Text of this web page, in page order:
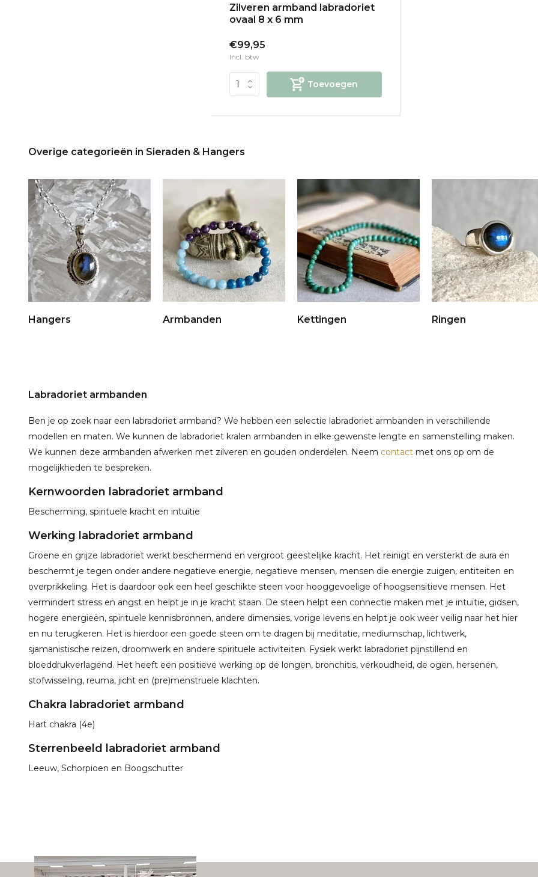
Zilveren armband labradoriet
ovaal 8 x 6 mm
€99,95
Incl. btw
Toevoegen
Overige categorieën in Sieraden & Hangers
Hangers Armbanden Kettingen Ringen
Labradoriet armbanden
Ben je op zoek naar een labradoriet armband? We hebben een selectie labradoriet armbanden in verschillende
modellen en maten. We kunnen de labradoriet kralen armbanden in elke gewenste lengte en samenstelling maken.
We kunnen deze armbanden afwerken met zilveren en gouden onderdelen. Neem contact met ons op om de
mogelijkheden te bespreken.
Kernwoorden labradoriet armband
Bescherming, spirituele kracht en intuïtie
Werking labradoriet armband
Groene en grijze labradoriet werkt beschermend en vergroot geestelijke kracht. Het reinigt en versterkt de aura en
beschermt je tegen onder andere negatieve energie, negatieve mensen, mensen die energie zuigen, entiteiten en
overprikkeling. Het is daardoor ook een heel geschikte steen voor hooggevoelige of hoogsensitieve mensen. Het
vermindert stress en angst en helpt je in je kracht staan. De steen helpt een connectie maken met je intuïtie, gidsen,
hogere energieën, spirituele kennisbronnen, andere dimensies, vorige levens en helpt je ook weer veilig naar het hier
en nu terugkeren. Het is hierdoor een goede steen om te dragen bij meditatie, mediumschap, lichtwerk,
sjamanistische reizen, droomwerk en andere spirituele activiteiten. Fysiek werkt labradoriet pijnstillend en
bloeddrukverlagend. Het heeft een positieve werking op de longen, bronchitis, verkoudheid, de ogen, hersenen,
stofwisseling, reuma, jicht en (pre)menstruele klachten.
Chakra labradoriet armband
Hart chakra (4e)
Sterrenbeeld labradoriet armband
Leeuw, Schorpioen en Boogschutter